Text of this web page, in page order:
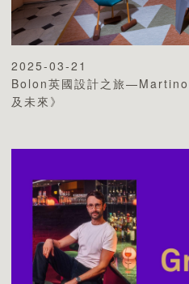
2025-03-21
Bolon英國設計之旅
及未來》